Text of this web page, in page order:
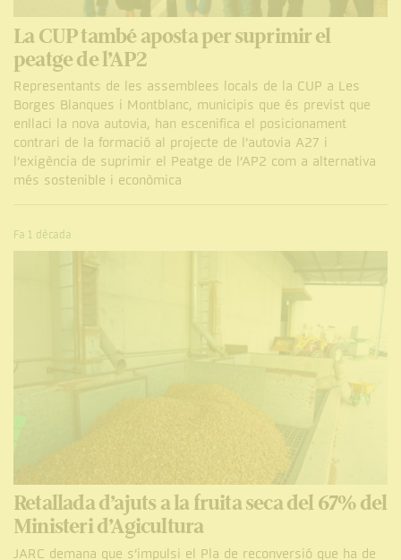
La CUP també aposta per suprimir el
peatge de l’AP2
Representants de les assemblees locals de la CUP a Les
Borges Blanques i Montblanc, municipis que és previst que
enllaci la nova autovia, han escenifica el posicionament
contrari de la formació al projecte de l’autovia A27 i
l’exigència de suprimir el Peatge de l’AP2 com a alternativa
més sostenible i econòmica
Fa 1 dècada
Retallada d’ajuts a la fruita seca del 67% del
Ministeri d’Agicultura
JARC demana que s’impulsi el Pla de reconversió que ha de